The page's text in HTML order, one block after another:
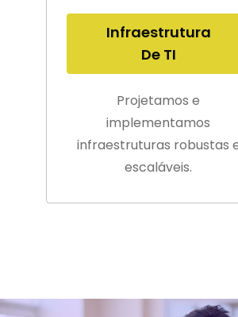
Infraestrutura
De TI
Projetamos e
implementamos
infraestruturas robustas
escaláveis.